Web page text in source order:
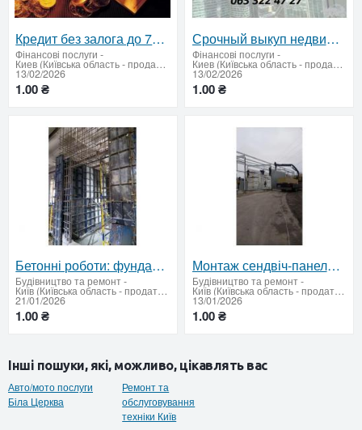
Кредит без залога до 750 тыс
Фінансові послуги -
Киев (Київська область - продати купити)
13/02/2026
1.00 ₴
Срочный выкуп недвижимости. 80% от рыночной стоимости Киев
Фінансові послуги -
Киев (Київська область - продати купити)
13/02/2026
1.00 ₴
Бетонні роботи: фундаменти, стяжка, моноліт
Будівництво та ремонт-
Київ (Київська область - продати купити)
21/01/2026
1.00 ₴
Монтаж сендвіч-панелей, металоконструкцій, профлист
Будівництво та ремонт-
Київ (Київська область - продати купити)
13/01/2026
1.00 ₴
Інші пошуки, які, можливо, цікавлять вас
Авто/мото послуги
Біла Церква
Ремонт та
обслуговування
техніки Київ